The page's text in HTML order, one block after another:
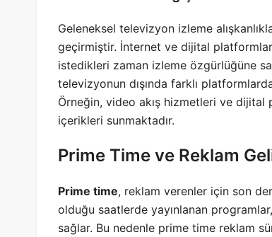
Geleneksel televizyon izleme
geçirmiştir. İnternet ve dijital
istedikleri zaman izleme özgürlüğüne
televizyonun dışında farklı
Örneğin, video akış hizmetleri ve dijital
içerikleri sunmaktadır.
Prime Time ve Reklam
Prime time, reklam verenler için son
olduğu saatlerde yayınlanan
sağlar. Bu nedenle prime time reklam